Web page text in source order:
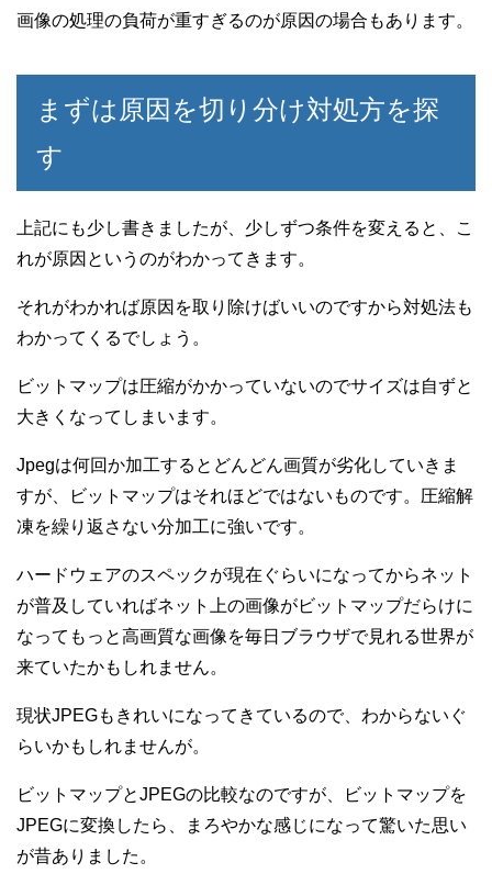
画像の処理の負荷が重すぎるのが原因の場合もあります。
まずは原因を切り分け対処方を探
す
上記にも少し書きましたが、少しずつ条件を変えると、こ
れが原因というのがわかってきます。
それがわかれば原因を取り除けばいいのですから対処法も
わかってくるでしょう。
ビットマップは圧縮がかかっていないのでサイズは自ずと
大きくなってしまいます。
Jpegは何回か加工するとどんどん画質が劣化していきま
すが、ビットマップはそれほどではないものです。圧縮解
凍を繰り返さない分加工に強いです。
ハードウェアのスペックが現在ぐらいになってからネット
が普及していればネット上の画像がビットマップだらけに
なってもっと高画質な画像を毎日ブラウザで見れる世界が
来ていたかもしれません。
現状JPEGもきれいになってきているので、わからないぐ
らいかもしれませんが。
ビットマップとJPEGの比較なのですが、ビットマップを
JPEGに変換したら、まろやかな感じになって驚いた思い
が昔ありました。